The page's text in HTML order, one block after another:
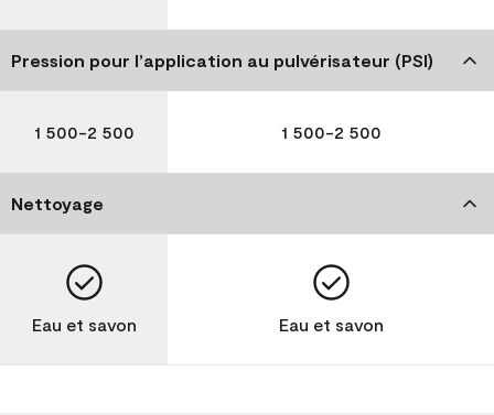
Pression pour l’application au pulvérisateur (PSI)
1 500-2 500 1 500-2 500
Nettoyage
Eau et savon Eau et savon